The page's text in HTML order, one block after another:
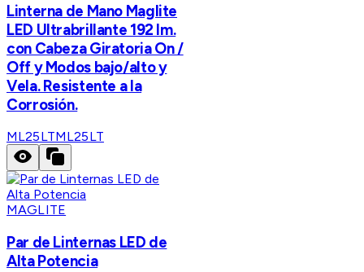
Linterna de Mano Maglite
LED Ultrabrillante 192 lm.
con Cabeza Giratoria On /
Off y Modos bajo/alto y
Vela. Resistente a la
Corrosión.
ML25LTML25LT
MAGLITE
Par de Linternas LED de
Alta Potencia